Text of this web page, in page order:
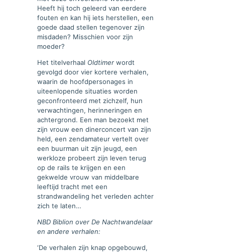
Heeft hij toch geleerd van eerdere
fouten en kan hij iets herstellen, een
goede daad stellen tegenover zijn
misdaden? Misschien voor zijn
moeder?
Het titelverhaal Oldtimer wordt
gevolgd door vier kortere verhalen,
waarin de hoofdpersonages in
uiteenlopende situaties worden
geconfronteerd met zichzelf, hun
verwachtingen, herinneringen en
achtergrond. Een man bezoekt met
zijn vrouw een dinerconcert van zijn
held, een zendamateur vertelt over
een buurman uit zijn jeugd, een
werkloze probeert zijn leven terug
op de rails te krijgen en een
gekwelde vrouw van middelbare
leeftijd tracht met een
strandwandeling het verleden achter
zich te laten…
NBD Biblion over De Nachtwandelaar
en andere verhalen:
‘De verhalen zijn knap opgebouwd,